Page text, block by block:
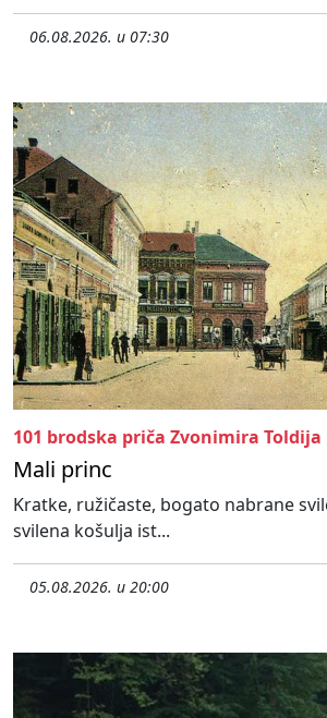
06.08.2026. u 07:30
101 brodska priča Zvonimira Toldija
Mali princ
Kratke, ružičaste, bogato nabrane
svilena košulja ist...
05.08.2026. u 20:00